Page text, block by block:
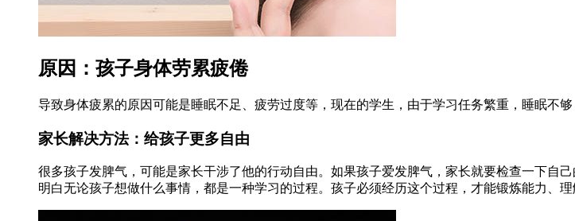
原因：孩子身体劳累疲倦
导致身体疲累的原因可能是睡眠不足、疲劳过度等，现在的学生，由于学习任务繁重，睡眠不
家长解决方法：给孩子更多自由
很多孩子发脾气，可能是家长干涉了他的行动自由。如果孩子爱发脾气，家长就要检查一下自
明白无论孩子想做什么事情，都是一种学习的过程。孩子必须经历这个过程，才能锻炼能力、理